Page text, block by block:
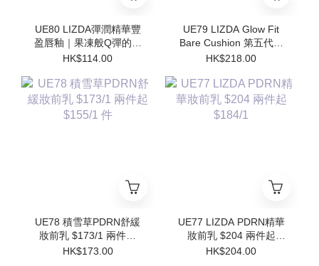
UE80 LIZDA彈潤精華豐
盈唇釉｜果凍般Q彈的護
唇魔法✨$114/1 兩件起
HK$114.00
UE79 LIZDA Glow Fit
Bare Cushion 第五代閃
亮氣墊 $218 兩件起
Refill)
HK$218.00
UE78 積雪草PDRN舒緩
妝前乳 $173/1 兩件起
$155/1 件
HK$173.00
UE77 LIZDA PDRN精華
妝前乳 $204 兩件起
$184/1
HK$204.00